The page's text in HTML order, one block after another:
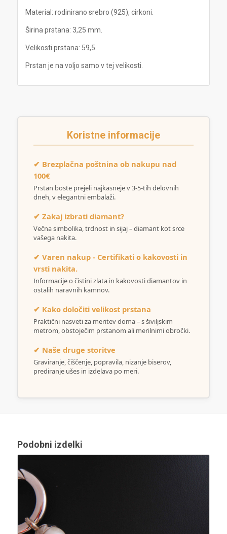
Material: rodinirano srebro (925), cirkoni.
Širina prstana: 3,25 mm.
Velikosti prstana: 59,5.
Prstan je na voljo samo v tej velikosti.
Koristne informacije
✔ Brezplačna poštnina ob nakupu nad
100€
Prstan boste prejeli najkasneje v 3-5-tih delovnih
dneh, v elegantni embalaži.
✔ Zakaj izbrati diamant?
Večna simbolika, trdnost in sijaj – diamant kot srce
vašega nakita.
✔ Varen nakup - Certifikati o kakovosti in
vrsti nakita.
Informacije o čistini zlata in kakovosti diamantov in
ostalih naravnih kamnov.
✔ Kako določiti velikost prstana
Praktični nasveti za meritev doma – s šiviljskim
metrom, obstoječim prstanom ali merilnimi obročki.
✔ Naše druge storitve
Graviranje, čiščenje, popravila, nizanje biserov,
prediranje ušes in izdelava po meri.
Podobni izdelki